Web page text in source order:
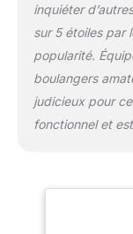
inquiéter
sur 5 étoiles par
popularité.
boulangers
judicieux pour
fonctionnel et